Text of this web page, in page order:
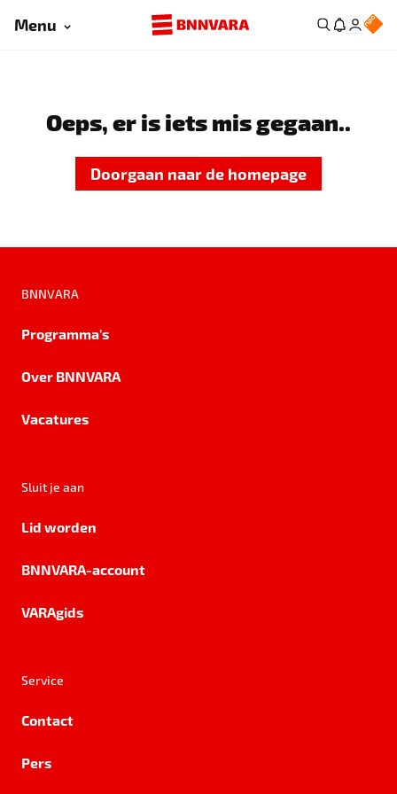
Menu
Oeps, er is iets mis gegaan..
Doorgaan naar de homepage
BNNVARA
Programma's
Over BNNVARA
Vacatures
Sluit je aan
Lid worden
BNNVARA-account
VARAgids
Service
Contact
Pers